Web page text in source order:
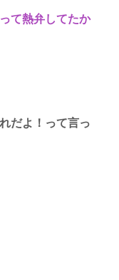
て熱弁してたか
だよ！って言っ